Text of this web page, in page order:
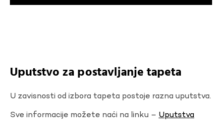
Uputstvo za postavljanje tapeta
U zavisnosti od izbora tapeta postoje razna uputstva.
Sve informacije možete naći na linku – Uputstva